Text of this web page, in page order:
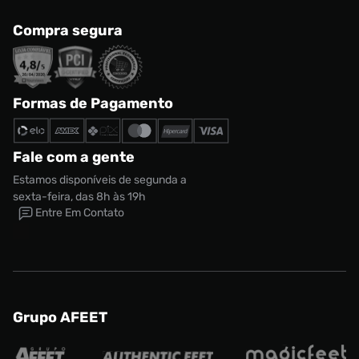
Compra segura
Formas de Pagamento
Fale com a gente
Estamos disponíveis de segunda a
sexta-feira, das 8h às 19h
Entre Em Contato
Grupo AFEET